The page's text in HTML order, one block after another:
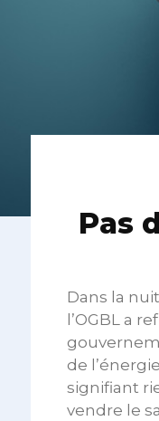
Pas
Dans la
l’OGBL a
de
signifiant
vendre le